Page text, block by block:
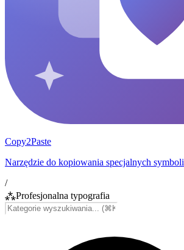
Copy2Paste
Narzędzie do kopiowania specjalnych symboli
/
⁂Profesjonalna typografia